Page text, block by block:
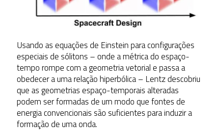
Usando as equações de Einstein para configurações
especiais de sólitons – onde a métrica do espaço-
tempo rompe com a geometria vetorial e passa a
obedecer a uma relação hiperbólica – Lentz descobriu
que as geometrias espaço-temporais alteradas
podem ser formadas de um modo que fontes de
energia convencionais são suficientes para induzir a
formação de uma onda.